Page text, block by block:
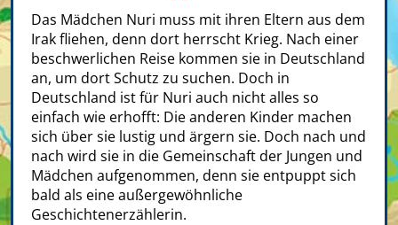
Das Mädchen Nuri muss mit ihren Eltern aus dem
Irak fliehen, denn dort herrscht Krieg. Nach einer
beschwerlichen Reise kommen sie in Deutschland
an, um dort Schutz zu suchen. Doch in
Deutschland ist für Nuri auch nicht alles so
einfach wie erhofft: Die anderen Kinder machen
sich über sie lustig und ärgern sie. Doch nach und
nach wird sie in die Gemeinschaft der Jungen und
Mädchen aufgenommen, denn sie entpuppt sich
bald als eine außergewöhnliche
Geschichtenerzählerin.